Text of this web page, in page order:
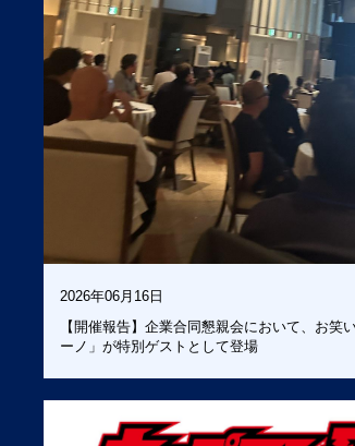
2026年06月16日
【開催報告】企業合同懇親会において、お笑
ーノ」が特別ゲストとして登場
FOR